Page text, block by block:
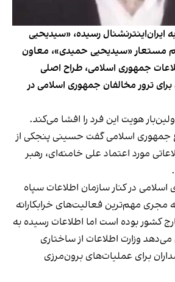
ایران‌اینترنشنال رسیده، «سیدیحیی
مستعار «سیدیحیی حمیدی»، معاون
جمهوری اسلامی، طراح اصلی
ترور مخالفان جمهوری اسلامی در
هویت این فرد را افشا می‌کند.
جمهوری اسلامی گفت حسینی پنجکی از
مورد اعتماد علی خامنه‌ای، رهبر
اسلامی در کنار سازمان اطلاعات سپاه
مهم‌ترین فعالیت‌های خرابکارانه
کشور بوده‌ است اما اطلاعات رسیده به
می‌دهد وزارت اطلاعات از ساختاری
برای عملیات‌های برون‌مرزی